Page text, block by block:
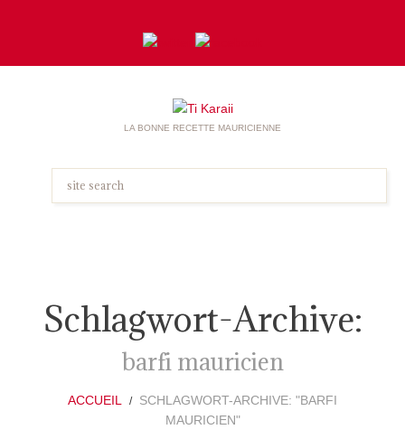
LA BONNE RECETTE MAURICIENNE
Schlagwort-Archive:
barfi mauricien
ACCUEIL
SCHLAGWORT-ARCHIVE: "BARFI
MAURICIEN"